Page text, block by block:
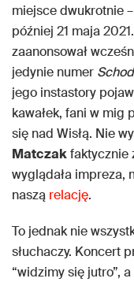
miejsce dwukrotnie
później 21 maja
zaanonsował
jedynie numer
jego instastory
kawałek, fani w mig
się nad Wisłą. Nie
Matczakfaktycznie
wyglądała impreza,
naszą relację.
To jednak nie
słuchaczy. Koncert
“widzimy się jutro”,